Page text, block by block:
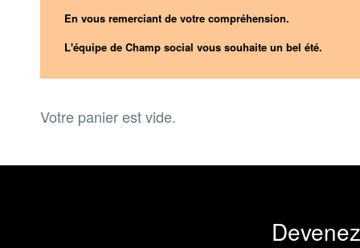
En vous remerciant de votre compréhension.
L'équipe de Champ social vous souhaite un bel été.
Votre panier est vide.